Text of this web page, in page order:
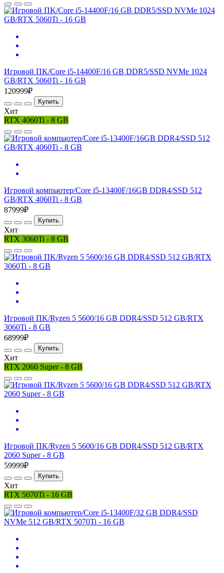
Игровой ПK/Core i5-14400F/16 GB DDR5/SSD NVMe 1024
GB/RTX 5060Ti - 16 GB
120999₽
Купить
Хит
RTX 4060Ti - 8 GB
Игровой компьютер/Core i5-13400F/16GB DDR4/SSD 512
GB/RTX 4060Ti - 8 GB
87999₽
Купить
Хит
RTX 3060Ti - 8 GB
Игровой ПK/Ryzen 5 5600/16 GB DDR4/SSD 512 GB/RTX
3060Ti - 8 GB
68999₽
Купить
Хит
RTX 2060 Super - 8 GB
Игровой ПK/Ryzen 5 5600/16 GB DDR4/SSD 512 GB/RTX
2060 Super - 8 GB
59999₽
Купить
Хит
RTX 5070Ti - 16 GB